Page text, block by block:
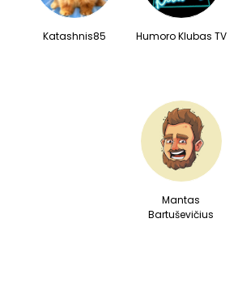
Katashnis85 Humoro Klubas TV
Mantas
Bartuševičius